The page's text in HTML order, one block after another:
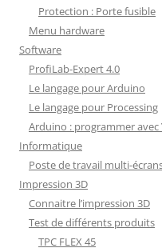
Protection : Porte fusible
Menu hardware
Software
ProfiLab-Expert 4.0
Le langage pour Arduino
Le langage pour Processing
Arduino : programmer avec
Informatique
Poste de travail multi-
Impression 3D
Connaitre l’impression 3D
Test de différents produits
TPC FLEX 45